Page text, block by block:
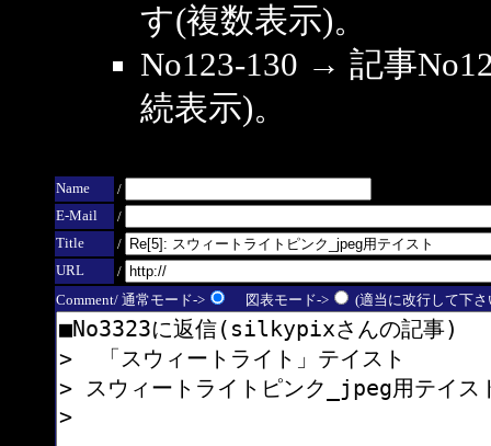
す(複数表示)。
No123-130 → 記事
続表示)。
Name
/
E-Mail
/
Title
/
URL
/
Comment/ 通常モード->
図表モード-> (適当に改行して下